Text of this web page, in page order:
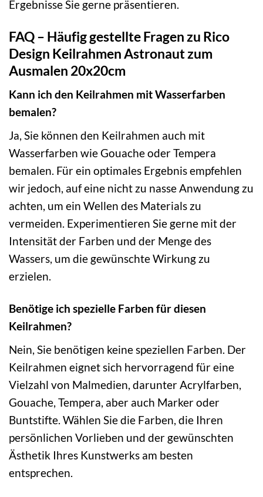
Ergebnisse Sie gerne präsentieren.
FAQ – Häufig gestellte Fragen zu Rico
Design Keilrahmen Astronaut zum
Ausmalen 20x20cm
Kann ich den Keilrahmen mit Wasserfarben
bemalen?
Ja, Sie können den Keilrahmen auch mit
Wasserfarben wie Gouache oder Tempera
bemalen. Für ein optimales Ergebnis empfehlen
wir jedoch, auf eine nicht zu nasse Anwendung zu
achten, um ein Wellen des Materials zu
vermeiden. Experimentieren Sie gerne mit der
Intensität der Farben und der Menge des
Wassers, um die gewünschte Wirkung zu
erzielen.
Benötige ich spezielle Farben für diesen
Keilrahmen?
Nein, Sie benötigen keine speziellen Farben. Der
Keilrahmen eignet sich hervorragend für eine
Vielzahl von Malmedien, darunter Acrylfarben,
Gouache, Tempera, aber auch Marker oder
Buntstifte. Wählen Sie die Farben, die Ihren
persönlichen Vorlieben und der gewünschten
Ästhetik Ihres Kunstwerks am besten
entsprechen.